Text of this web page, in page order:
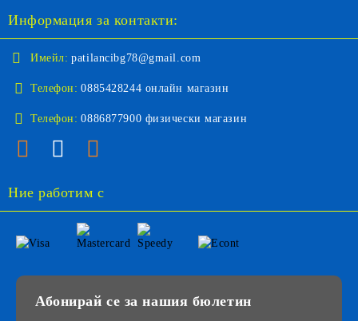
Информация за контакти:
Имейл: patilancibg78@gmail.com
Телефон: 0885428244 онлайн магазин
Телефон: 0886877900 физически магазин
Ние работим с
Абонирай се за нашия бюлетин